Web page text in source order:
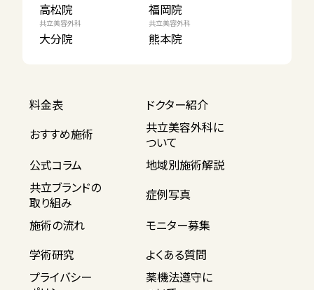
高松院 福岡院
共立美容外科
大分院
共立美容外科
熊本院
料金表
ドクター紹介
おすすめ施術
共立美容外科に
ついて
公式コラム
地域別施術解説
共立ブランドの
取り組み
症例写真
施術の流れ
モニター募集
学術研究
よくある質問
プライバシー
薬機法遵守に